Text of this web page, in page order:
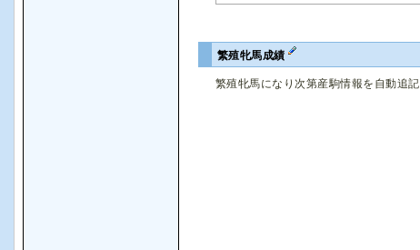
繁殖牝馬成績
繁殖牝馬になり次第産駒情報を自動追記